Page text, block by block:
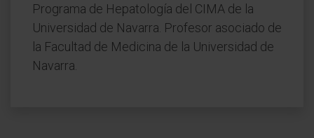
Programa de Hepatología del CIMA de la
Universidad de Navarra. Profesor asociado de
la Facultad de Medicina de la Universidad de
Navarra.